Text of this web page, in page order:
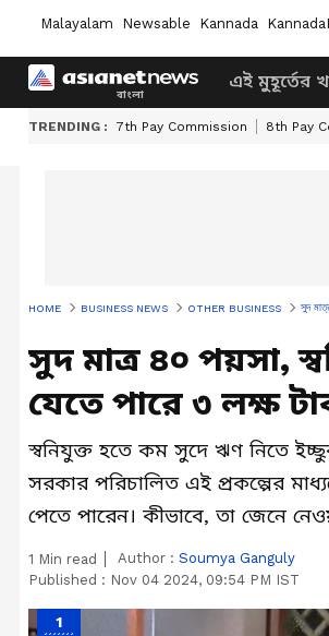
Malayalam Newsable Kannada
এই মুহূর্তের
TRENDING : 7th Pay Commission 8th Pay
HOME BUSINESS NEWS OTHER BUSINESS সুদ
সুদ মাত্র ৪০ পয়সা,
যেতে পারে ৩ লক্ষ
স্বনিযুক্ত হতে কম সুদে ঋণ নিতে
সরকার পরিচালিত এই প্রকল্পের
পেতে পারেন। কীভাবে, তা জেনে
1 Min read Author : Soumya Ganguly
Published : Nov 04 2024, 09:54 PM IST
1